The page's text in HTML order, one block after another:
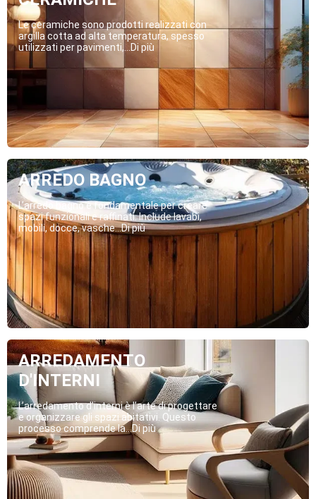
Le ceramiche sono prodotti realizzati con
argilla cotta ad alta temperatura, spesso
utilizzati per pavimenti,...Di più
ARREDO BAGNO
L’arredo bagno è fondamentale per creare
spazi funzionali e raffinati. Include lavabi,
mobili, docce, vasche...Di più
ARREDAMENTO
D'INTERNI
L’arredamento d’interni è l’arte di progettare
e organizzare gli spazi abitativi. Questo
processo comprende la...Di più